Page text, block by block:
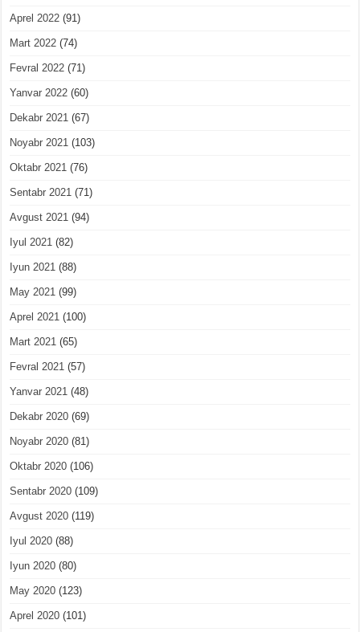
Aprel 2022 (91)
Mart 2022 (74)
Fevral 2022 (71)
Yanvar 2022 (60)
Dekabr 2021 (67)
Noyabr 2021 (103)
Oktabr 2021 (76)
Sentabr 2021 (71)
Avgust 2021 (94)
Iyul 2021 (82)
Iyun 2021 (88)
May 2021 (99)
Aprel 2021 (100)
Mart 2021 (65)
Fevral 2021 (57)
Yanvar 2021 (48)
Dekabr 2020 (69)
Noyabr 2020 (81)
Oktabr 2020 (106)
Sentabr 2020 (109)
Avgust 2020 (119)
Iyul 2020 (88)
Iyun 2020 (80)
May 2020 (123)
Aprel 2020 (101)